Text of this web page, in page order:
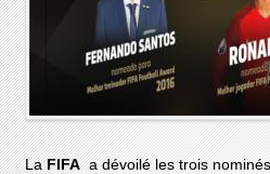
LaFIFAa dévoilé les trois